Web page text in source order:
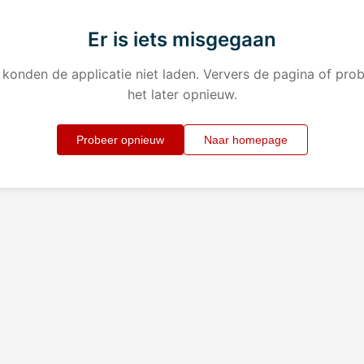
Er is iets misgegaan
konden de applicatie niet laden. Ververs de pagina of
het later opnieuw.
Probeer opnieuw Naar homepage